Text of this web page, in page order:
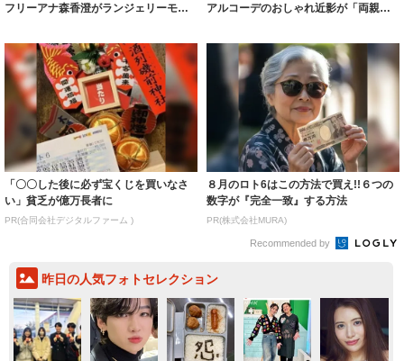
フリーアナ森香澄がランジェリーモデ
アルコーデのおしゃれ近影が「両親の
「〇〇した後に必ず宝くじを買いなさ
い」貧乏が億万長者に
PR(合同会社デジタルファーム )
８月のロト6はこの方法で買え!!６つの
数字が『完全一致』する方法
PR(株式会社MURA)
Recommended by
昨日の人気フォトセレクション